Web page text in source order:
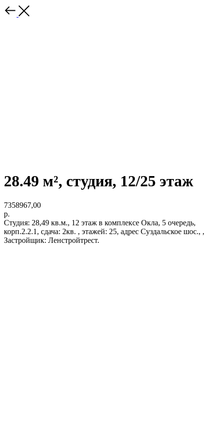
28.49 м², студия, 12/25 этаж
7358967,00
р.
Студия: 28,49 кв.м., 12 этаж в комплексе Окла, 5 очередь,
корп.2.2.1, сдача: 2кв. , этажей: 25, адрес Суздальское шос., ,
Застройщик: Ленстройтрест.